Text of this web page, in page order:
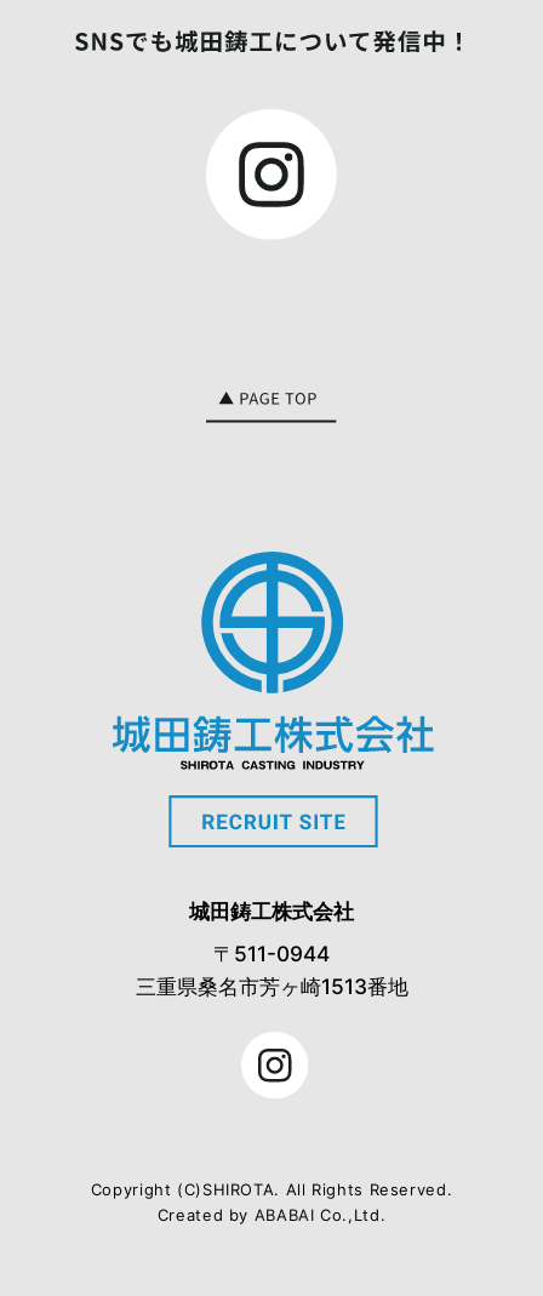
城田鋳工株式会社
〒511-0944
三重県桑名市芳ヶ崎1513番地
Copyright (C)SHIROTA. All Rights Reserved.
Created by ABABAI Co.,Ltd.